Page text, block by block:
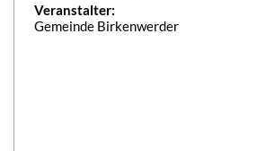
Veranstalter:
Gemeinde Birkenwerder